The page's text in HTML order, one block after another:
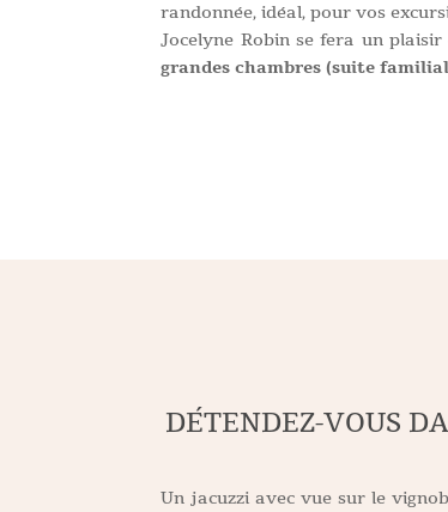
randonnée, idéal, pour vos
Jocelyne Robin se fera un
grandes chambres (suite
DÉTENDEZ-VOUS
Un jacuzzi avec vue sur le